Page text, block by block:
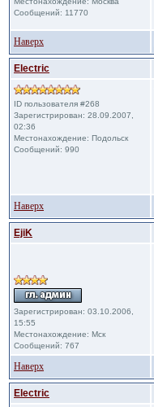
Сообщений: 11770
Наверх
Electric
ID пользователя #268
Зарегистрирован: 28.09.2007,
02:36
Местонахождение: Подольск
Сообщений: 990
Наверх
EjiK
Зарегистрирован: 03.10.2006,
15:55
Местонахождение: Мск
Сообщений: 767
Наверх
Electric